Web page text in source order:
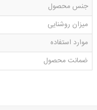
جنس محصول
میزان روشنایی
موارد استفاده
ضمانت محصول